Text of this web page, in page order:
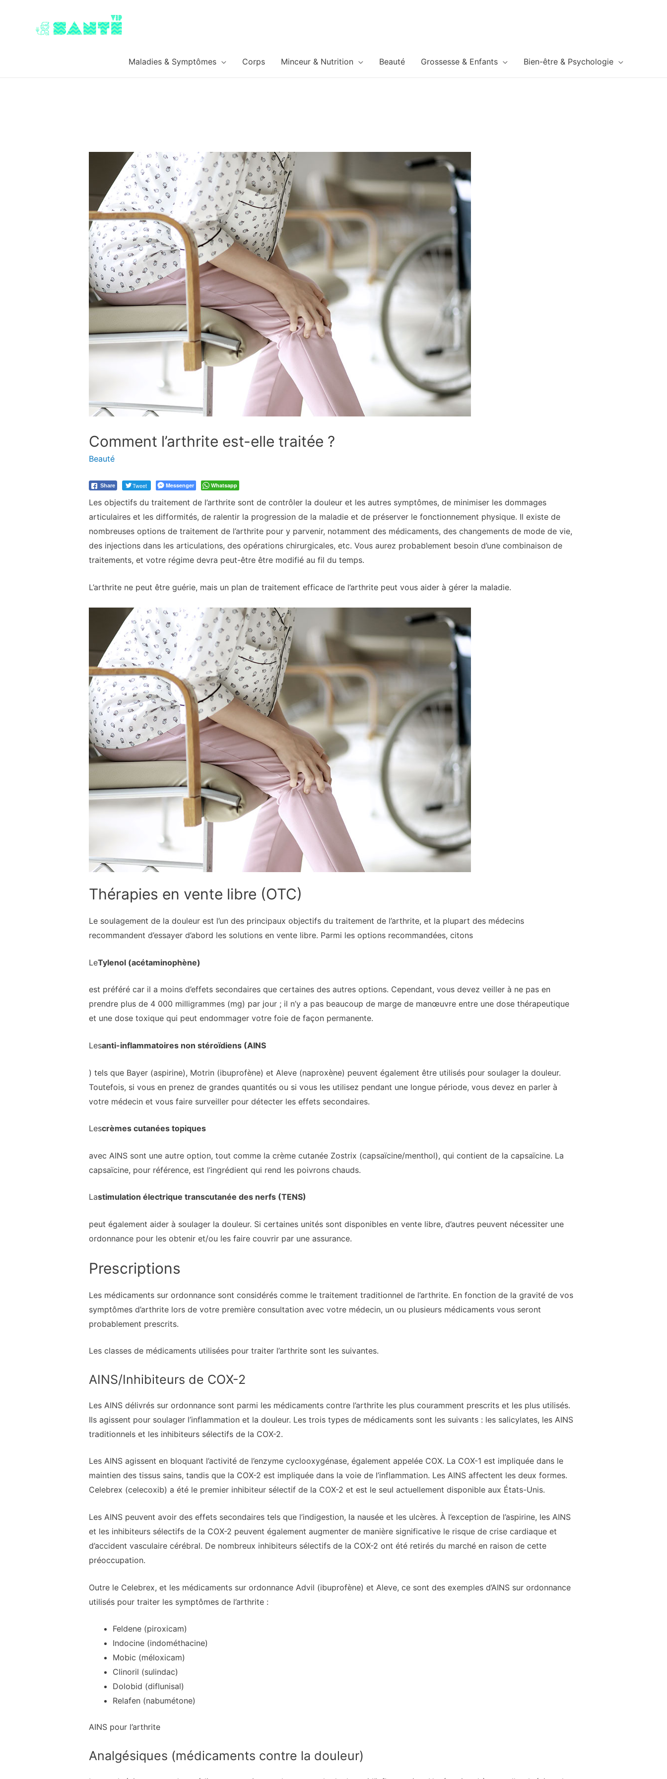
Maladies & Symptômes Corps Minceur & Nutrition Beauté Grossesse & Enfants Bien-être & Psychologie
Comment l’arthrite est-elle traitée ?
Beauté
Share Tweet Messenger Whatsapp
Les objectifs du traitement de l’arthrite sont de contrôler la douleur et les autres symptômes, de minimiser les dommages
articulaires et les difformités, de ralentir la progression de la maladie et de préserver le fonctionnement physique. Il existe de
nombreuses options de traitement de l’arthrite pour y parvenir, notamment des médicaments, des changements de mode de vie,
des injections dans les articulations, des opérations chirurgicales, etc. Vous aurez probablement besoin d’une combinaison de
traitements, et votre régime devra peut-être être modifié au fil du temps.
L’arthrite ne peut être guérie, mais un plan de traitement efficace de l’arthrite peut vous aider à gérer la maladie.
Thérapies en vente libre (OTC)
Le soulagement de la douleur est l’un des principaux objectifs du traitement de l’arthrite, et la plupart des médecins
recommandent d’essayer d’abord les solutions en vente libre. Parmi les options recommandées, citons
LeTylenol (acétaminophène)
est préféré car il a moins d’effets secondaires que certaines des autres options. Cependant, vous devez veiller à ne pas en
prendre plus de 4 000 milligrammes (mg) par jour ; il n’y a pas beaucoup de marge de manœuvre entre une dose thérapeutique
et une dose toxique qui peut endommager votre foie de façon permanente.
Lesanti-inflammatoires non stéroïdiens (AINS
) tels que Bayer (aspirine), Motrin (ibuprofène) et Aleve (naproxène) peuvent également être utilisés pour soulager la douleur.
Toutefois, si vous en prenez de grandes quantités ou si vous les utilisez pendant une longue période, vous devez en parler à
votre médecin et vous faire surveiller pour détecter les effets secondaires.
Lescrèmes cutanées topiques
avec AINS sont une autre option, tout comme la crème cutanée Zostrix (capsaïcine/menthol), qui contient de la capsaïcine. La
capsaïcine, pour référence, est l’ingrédient qui rend les poivrons chauds.
Lastimulation électrique transcutanée des nerfs (TENS)
peut également aider à soulager la douleur. Si certaines unités sont disponibles en vente libre, d’autres peuvent nécessiter une
ordonnance pour les obtenir et/ou les faire couvrir par une assurance.
Prescriptions
Les médicaments sur ordonnance sont considérés comme le traitement traditionnel de l’arthrite. En fonction de la gravité de vos
symptômes d’arthrite lors de votre première consultation avec votre médecin, un ou plusieurs médicaments vous seront
probablement prescrits.
Les classes de médicaments utilisées pour traiter l’arthrite sont les suivantes.
AINS/Inhibiteurs de COX-2
Les AINS délivrés sur ordonnance sont parmi les médicaments contre l’arthrite les plus couramment prescrits et les plus utilisés.
Ils agissent pour soulager l’inflammation et la douleur. Les trois types de médicaments sont les suivants : les salicylates, les AINS
traditionnels et les inhibiteurs sélectifs de la COX-2.
Les AINS agissent en bloquant l’activité de l’enzyme cyclooxygénase, également appelée COX. La COX-1 est impliquée dans le
maintien des tissus sains, tandis que la COX-2 est impliquée dans la voie de l’inflammation. Les AINS affectent les deux formes.
Celebrex (celecoxib) a été le premier inhibiteur sélectif de la COX-2 et est le seul actuellement disponible aux États-Unis.
Les AINS peuvent avoir des effets secondaires tels que l’indigestion, la nausée et les ulcères. À l’exception de l’aspirine, les AINS
et les inhibiteurs sélectifs de la COX-2 peuvent également augmenter de manière significative le risque de crise cardiaque et
d’accident vasculaire cérébral. De nombreux inhibiteurs sélectifs de la COX-2 ont été retirés du marché en raison de cette
préoccupation.
Outre le Celebrex, et les médicaments sur ordonnance Advil (ibuprofène) et Aleve, ce sont des exemples d’AINS sur ordonnance
utilisés pour traiter les symptômes de l’arthrite :
Feldene (piroxicam)
Indocine (indométhacine)
Mobic (méloxicam)
Clinoril (sulindac)
Dolobid (diflunisal)
Relafen (nabumétone)
AINS pour l’arthrite
Analgésiques (médicaments contre la douleur)